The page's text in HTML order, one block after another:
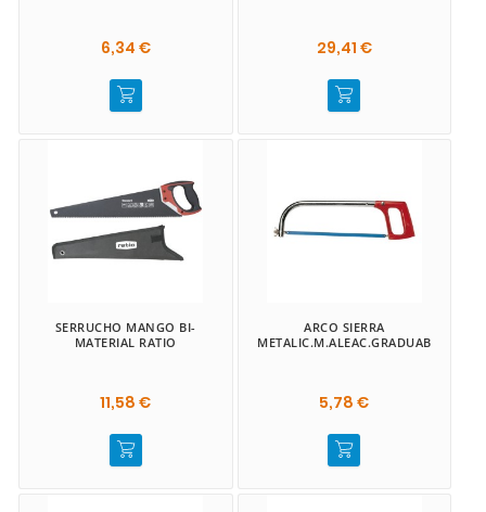
6,34 € 29,41 €
SERRUCHO MANGO BI-
MATERIAL RATIO
11,58 €
ARCO SIERRA
METALIC.M.ALEAC.GRADUAB
5,78 €